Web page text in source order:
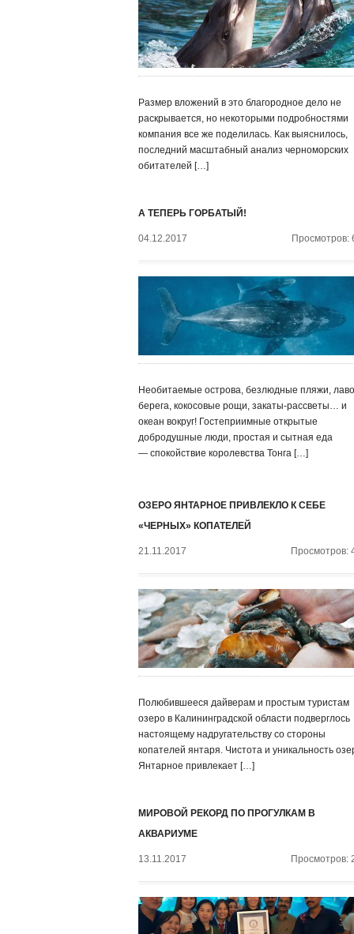
Размер вложений в это благородное дело не
раскрывается, но некоторыми подробностями
компания все же поделилась. Как выяснилось,
последний масштабный анализ черноморских
обитателей […]
А ТЕПЕРЬ ГОРБАТЫЙ!
04.12.2017 Просмотров:
Необитаемые острова, безлюдные пляжи,
берега, кокосовые рощи, закаты-рассветы… и
океан вокруг! Гостеприимные открытые
добродушные люди, простая и сытная еда
— спокойствие королевства Тонга […]
ОЗЕРО ЯНТАРНОЕ ПРИВЛЕКЛО К СЕБЕ
«ЧЕРНЫХ» КОПАТЕЛЕЙ
21.11.2017 Просмотров:
Полюбившееся дайверам и простым туристам
озеро в Калининградской области подверглось
настоящему надругательству со стороны
копателей янтаря. Чистота и уникальность
Янтарное привлекает […]
МИРОВОЙ РЕКОРД ПО ПРОГУЛКАМ В
АКВАРИУМЕ
13.11.2017 Просмотров: